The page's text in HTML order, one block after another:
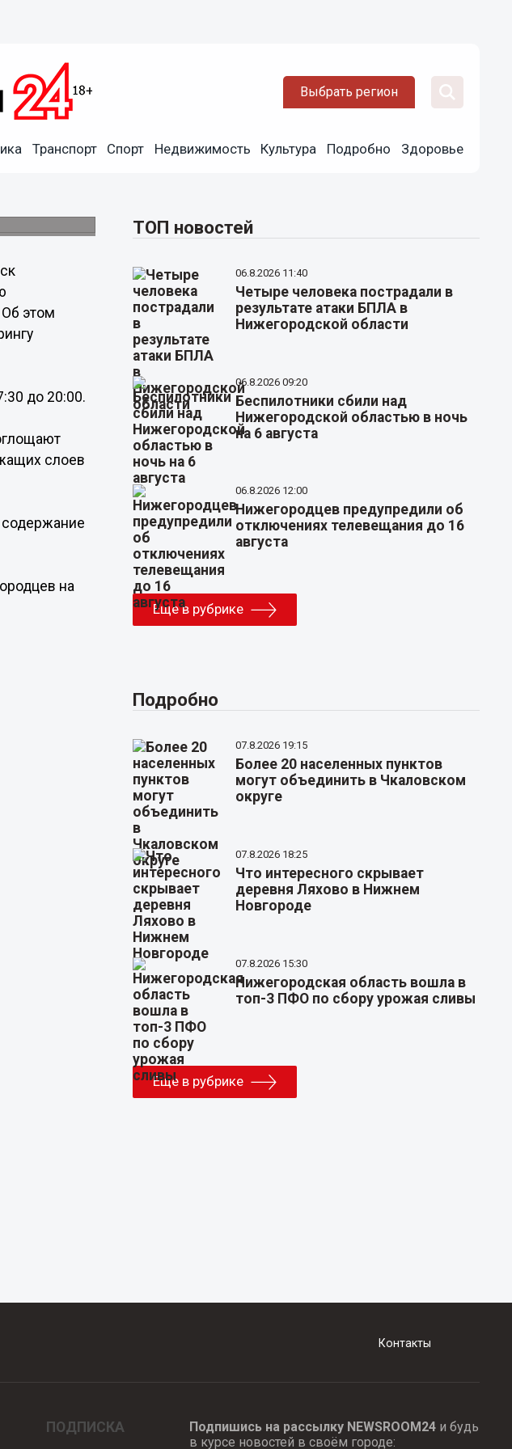
Выбрать регион
Транспорт Спорт Недвижимость Культура Подробно Здоровье
этом
до 20:00.
слоев
на
ТОП новостей
06.8.2026 11:40
Четыре человека пострадали в
результате атаки БПЛА в
Нижегородской области
06.8.2026 09:20
Беспилотники сбили над
Нижегородской областью в ночь
на 6 августа
06.8.2026 12:00
Нижегородцев предупредили об
отключениях телевещания до 16
августа
Еще в рубрике
Подробно
07.8.2026 19:15
Более 20 населенных пунктов
могут объединить в Чкаловском
округе
07.8.2026 18:25
Что интересного скрывает
деревня Ляхово в Нижнем
Новгороде
07.8.2026 15:30
Нижегородская область вошла в
топ-3 ПФО по сбору урожая сливы
Еще в рубрике
Контакты
ПОДПИСКА Подпишись на рассылку NEWSROOM24и будь
в курсе новостей в своём городе: